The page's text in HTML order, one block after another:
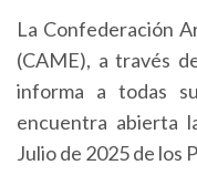
La Confederación
(CAME), a través
informa a todas
encuentra abierta
Julio de 2025 de los